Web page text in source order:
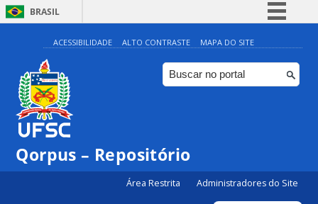
BRASIL
Simplifique!
Comunica BR
Participe
ACESSIBILIDADE ALTO CONTRASTE MAPA DO SITE
Qorpus – Repositório
Área Restrita Administradores do Site